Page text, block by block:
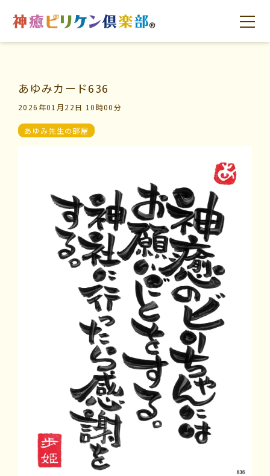
はじめての方へ
はじめての方へ
交流の場
学びの場
マイビリちゃん診断
風水ミニビリちゃん診断
よくなるメッセージ
会社案内
お問い合わせ
あゆみカード636
2026年01月22日 10時00分
あゆみ先生の部屋